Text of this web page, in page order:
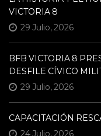
VICTORIA 8
29 Julio, 2026
BFB VICTORIA 8
DESFILE CÍVICO
29 Julio, 2026
CAPACITACIÓN
24 Julio, 2026